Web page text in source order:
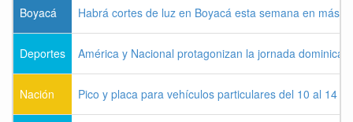
Boyacá Habrá cortes de luz en Boyacá esta semana en más
Deportes América y Nacional protagonizan la jornada dominical
Nación Pico y placa para vehículos particulares del 10 al 14